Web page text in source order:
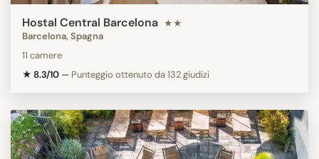
Hostal Central Barcelona ★★
Barcelona, Spagna
11 camere
★ 8.3/10 — Punteggio ottenuto da 132 giudizi